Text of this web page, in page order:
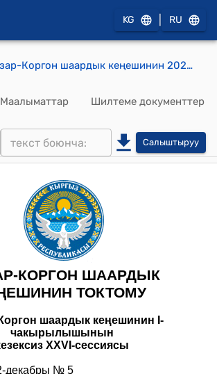
KG RU
Базар-Коргон шаардык кеңешинин 2023-жылдын 22-декабрындагы № 5 "Базар-Коргон шаар мэриясына караштуу №3 “Ак-Бермет” мектепке чейинки билим берүү уюмуна кошумча тайпа ачуу жөнүндө" токтому
Маалыматтар Шилтеме документтер
Салыштыруу